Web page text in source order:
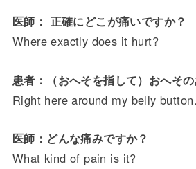
医師： 正確にどこが痛いですか？
Where exactly does it hurt?
患者：（おへそを指して）おへその
Right here around my belly button.
医師：どんな痛みですか？
What kind of pain is it?